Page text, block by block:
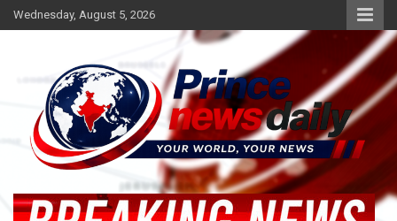
Skip
to
Wednesday, August 5, 2026
Princenews Daily